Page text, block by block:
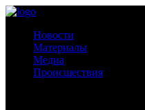
Новости
Материалы
Медиа
Происшествия